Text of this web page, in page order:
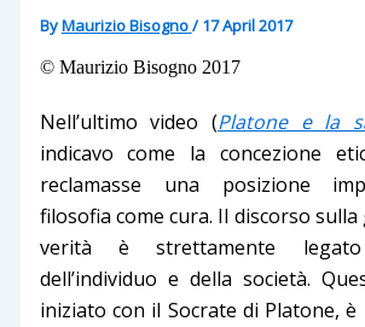
ByMaurizio Bisogno/17 April 2017
© Maurizio Bisogno 2017
Nell’ultimo video (Platone e la
indicavo come la concezione
reclamasse una posizione
filosofia come cura. Il discorso
verità è strettamente
dell’individuo e della società.
iniziato con il Socrate di Platone,